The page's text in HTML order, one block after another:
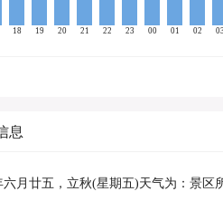
18 19 20 21 22 23 00 01 02 03
息
六月廿五，立秋(星期五)天气为：景